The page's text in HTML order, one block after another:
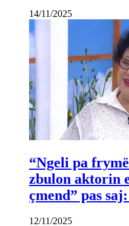
14/11/2025
“Ngeli pa
zbulon aktorin
çmend” pas
12/11/2025